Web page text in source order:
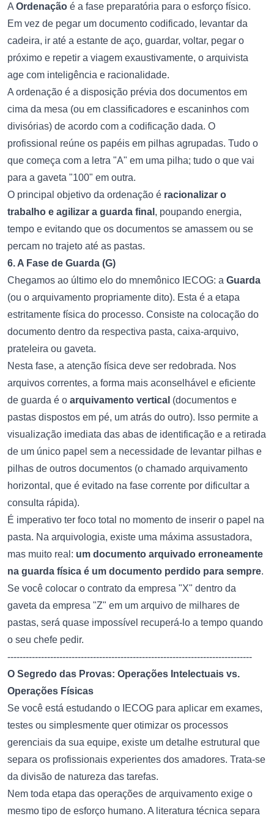
A Ordenação é a fase preparatória para o esforço físico.
Em vez de pegar um documento codificado, levantar da
cadeira, ir até a estante de aço, guardar, voltar, pegar o
próximo e repetir a viagem exaustivamente, o arquivista
age com inteligência e racionalidade.
A ordenação é a disposição prévia dos documentos em
cima da mesa (ou em classificadores e escaninhos com
divisórias) de acordo com a codificação dada. O
profissional reúne os papéis em pilhas agrupadas. Tudo o
que começa com a letra "A" em uma pilha; tudo o que vai
para a gaveta "100" em outra.
O principal objetivo da ordenação é racionalizar o
trabalho e agilizar a guarda final , poupando energia,
tempo e evitando que os documentos se amassem ou se
percam no trajeto até as pastas.
6. A Fase de Guarda (G)
Chegamos ao último elo do mnemônico IECOG: a Guarda
(ou o arquivamento propriamente dito). Esta é a etapa
estritamente física do processo. Consiste na colocação do
documento dentro da respectiva pasta, caixa-arquivo,
prateleira ou gaveta.
Nesta fase, a atenção física deve ser redobrada. Nos
arquivos correntes, a forma mais aconselhável e eficiente
de guarda é o arquivamento vertical (documentos e
pastas dispostos em pé, um atrás do outro). Isso permite a
visualização imediata das abas de identificação e a retirada
de um único papel sem a necessidade de levantar pilhas e
pilhas de outros documentos (o chamado arquivamento
horizontal, que é evitado na fase corrente por dificultar a
consulta rápida).
É imperativo ter foco total no momento de inserir o papel na
pasta. Na arquivologia, existe uma máxima assustadora,
mas muito real: um documento arquivado erroneamente
na guarda física é um documento perdido para sempre.
Se você colocar o contrato da empresa "X" dentro da
gaveta da empresa "Z" em um arquivo de milhares de
pastas, será quase impossível recuperá-lo a tempo quando
o seu chefe pedir.
--------------------------------------------------------------------------------
O Segredo das Provas: Operações Intelectuais vs.
Operações Físicas
Se você está estudando o IECOG para aplicar em exames,
testes ou simplesmente quer otimizar os processos
gerenciais da sua equipe, existe um detalhe estrutural que
separa os profissionais experientes dos amadores. Trata-se
da divisão de natureza das tarefas.
Nem toda etapa das operações de arquivamento exige o
mesmo tipo de esforço humano. A literatura técnica separa